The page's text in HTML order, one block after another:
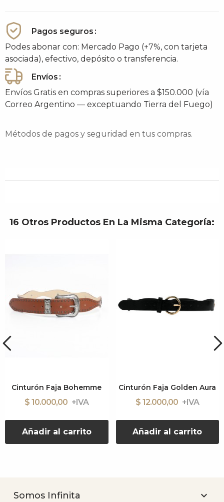
Pagos seguros
Podes abonar con: Mercado Pago (+7%, con tarjeta
asociada), efectivo, depósito o transferencia.
Envíos
Envíos Gratis en compras superiores a $150.000 (vía
Correo Argentino — exceptuando Tierra del Fuego)
Métodos de pagos y seguridad en tus compras.
16 Otros Productos En La Misma Categoría:
Cinturón Faja Bohemme
$ 10.000,00
Añadir al carrito
Cinturón Faja Golden Aura
$ 12.000,00
Añadir al carrito
Somos Infinita 